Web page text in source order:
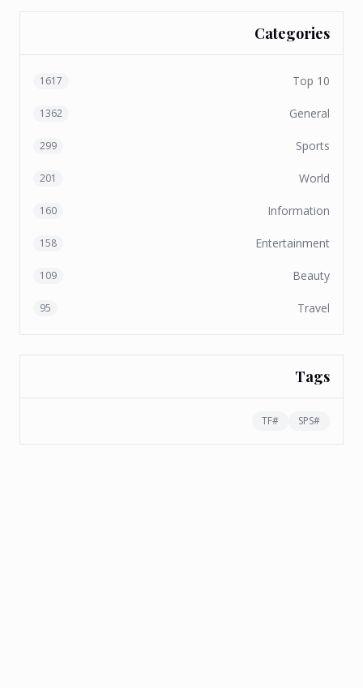
Categories
Top 10
1617
General
1362
Sports
299
World
201
Information
160
Entertainment
158
Beauty
109
Travel
95
Tags
#
SPS
#
TF